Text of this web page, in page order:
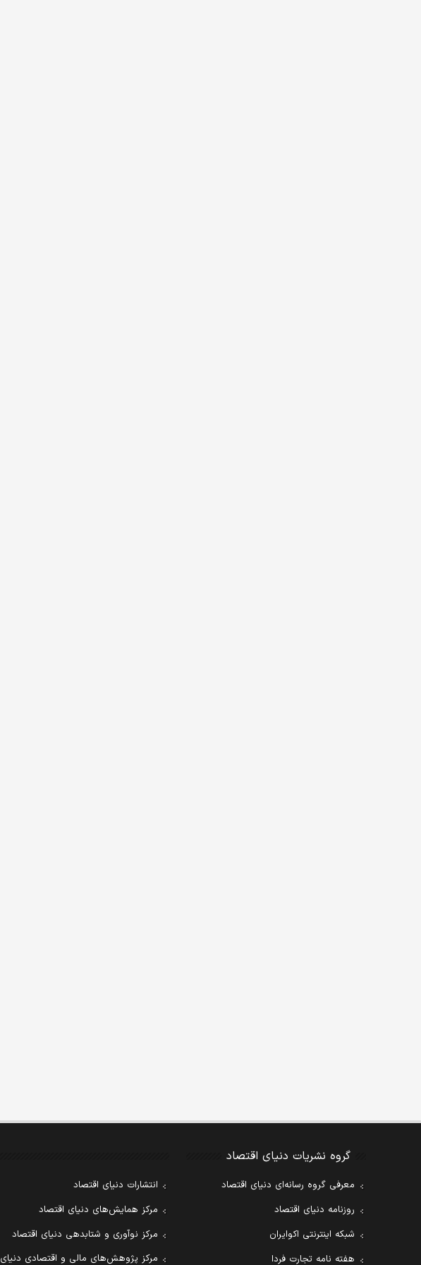
گروه نشریات دنیای اقتصاد
معرفی گروه رسانه‌ای دنیای اقتصاد
روزنامه دنیای اقتصاد
شبکه اینترنتی اکوایران
هفته نامه تجارت فردا
انتشارات دنیای اقتصاد
مرکز همایش‌های دنیای اقتصاد
مرکز نوآوری و شتابدهی دنیای اقتصاد
مرکز پژوهش‌های مالی و اقتصادی دنیای